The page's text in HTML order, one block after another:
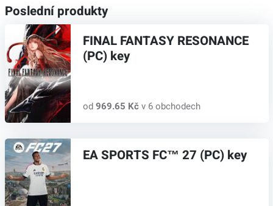
Poslední produkty
FINAL FANTASY RESONANCE
(PC) key
od 969.65 Kčv 6 obchodech
EA SPORTS FC™ 27 (PC) key